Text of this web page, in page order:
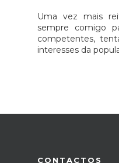
Uma vez mais
sempre comigo
competentes,
interesses da
CONTACTOS